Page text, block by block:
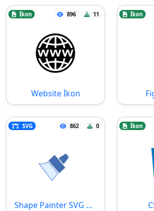
İkon 896 11
Website İkon
İkon
SVG 862 0
Shape Painter SVG Dosyası
İkon